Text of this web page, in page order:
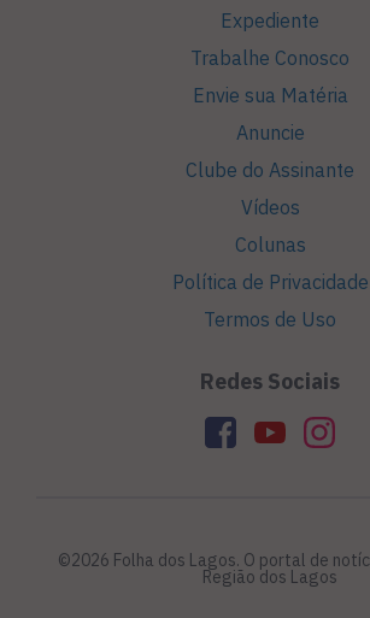
Expediente
Trabalhe Conosco
Envie sua Matéria
Anuncie
Clube do Assinante
Vídeos
Colunas
Política de Privacidade
Termos de Uso
Redes Sociais
©2026 Folha dos Lagos. O portal de
Região dos Lagos